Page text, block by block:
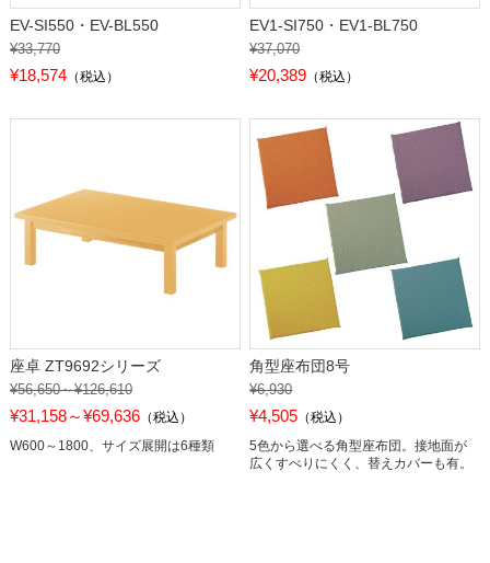
EV-SI550・EV-BL550
¥33,770
¥18,574（税込）
EV1-SI750・EV1-BL750
¥37,070
¥20,389 （税込）
座卓 ZT9692シリーズ
¥56,650～¥126,610
¥31,158～¥69,636（税込）
W600～1800、サイズ展開は6種類
角型座布団8号
¥6,930
¥4,505 （税込）
5色から選べる角型座布団。接地面が
広くすべりにくく、替えカバーも有。